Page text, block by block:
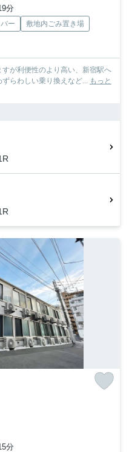
分
ー
敷地内ごみ置き場
が利便性のより高い、新宿駅へ
らわしい乗り換えなど...
もっと
分